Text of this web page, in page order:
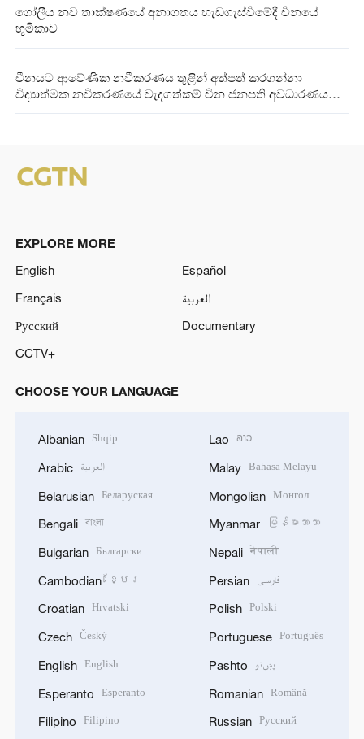
ගෝලීය නව තාක්ෂණයේ අනාගතය හැඩගැස්වීමේදී චීනයේ
භූමිකාව
චීනයට ආවේණික නවීකරණය තුළින් අත්පත් කරගන්නා
විද්‍යාත්මක නවීකරණයේ වැදගත්කම් චීන ජනපති අවධාරණය
EXPLORE MORE
English
Español
Français
العربية
Русский
Documentary
CCTV+
CHOOSE YOUR LANGUAGE
Albanian Shqip
Arabic العربية
Belarusian Беларуская
Bengali বাংলা
Bulgarian Български
Cambodian ខ្មែរ
Croatian Hrvatski
Czech Český
English English
Esperanto Esperanto
Filipino Filipino
Lao ລາວ
Malay Bahasa Melayu
Mongolian Монгол
Myanmar မြန်မာဘာသာ
Nepali नेपाली
Persian فارسی
Polish Polski
Portuguese Português
Pashto پښتو
Romanian Română
Russian Русский